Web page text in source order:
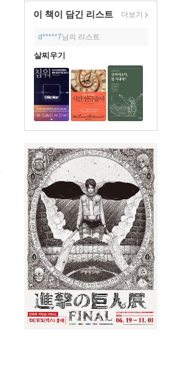
이 책이 담긴 리스트 더보기
d*****7님의 리스트
살찌우기